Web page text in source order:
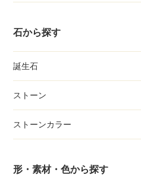
石から探す
誕生石
ストーン
ストーンカラー
形・素材・色から探す